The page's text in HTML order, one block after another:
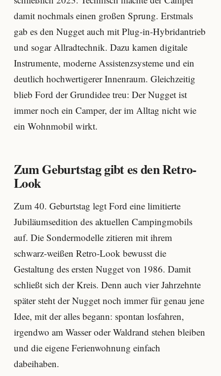
damit nochmals einen großen Sprung. Erstmals
gab es den Nugget auch mit Plug-in-Hybridantrieb
und sogar Allradtechnik. Dazu kamen digitale
Instrumente, moderne Assistenzsysteme und ein
deutlich hochwertigerer Innenraum. Gleichzeitig
blieb Ford der Grundidee treu: Der Nugget ist
immer noch ein Camper, der im Alltag nicht wie
ein Wohnmobil wirkt.
Zum Geburtstag gibt es den Retro-
Look
Zum 40. Geburtstag legt Ford eine limitierte
Jubiläumsedition des aktuellen Campingmobils
auf. Die Sondermodelle zitieren mit ihrem
schwarz-weißen Retro-Look bewusst die
Gestaltung des ersten Nugget von 1986. Damit
schließt sich der Kreis. Denn auch vier Jahrzehnte
später steht der Nugget noch immer für genau jene
Idee, mit der alles begann: spontan losfahren,
irgendwo am Wasser oder Waldrand stehen bleiben
und die eigene Ferienwohnung einfach
dabeihaben.